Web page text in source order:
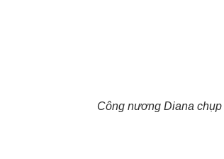
Công nương Diana